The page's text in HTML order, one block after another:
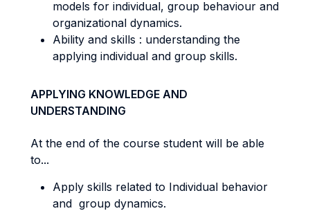
models for individual, group behaviour and
organizational dynamics.
Ability and skills : understanding the
applying individual and group skills.
APPLYING KNOWLEDGE AND
UNDERSTANDING
At the end of the course student will be able
to...
Apply skills related to Individual behavior
and group dynamics.